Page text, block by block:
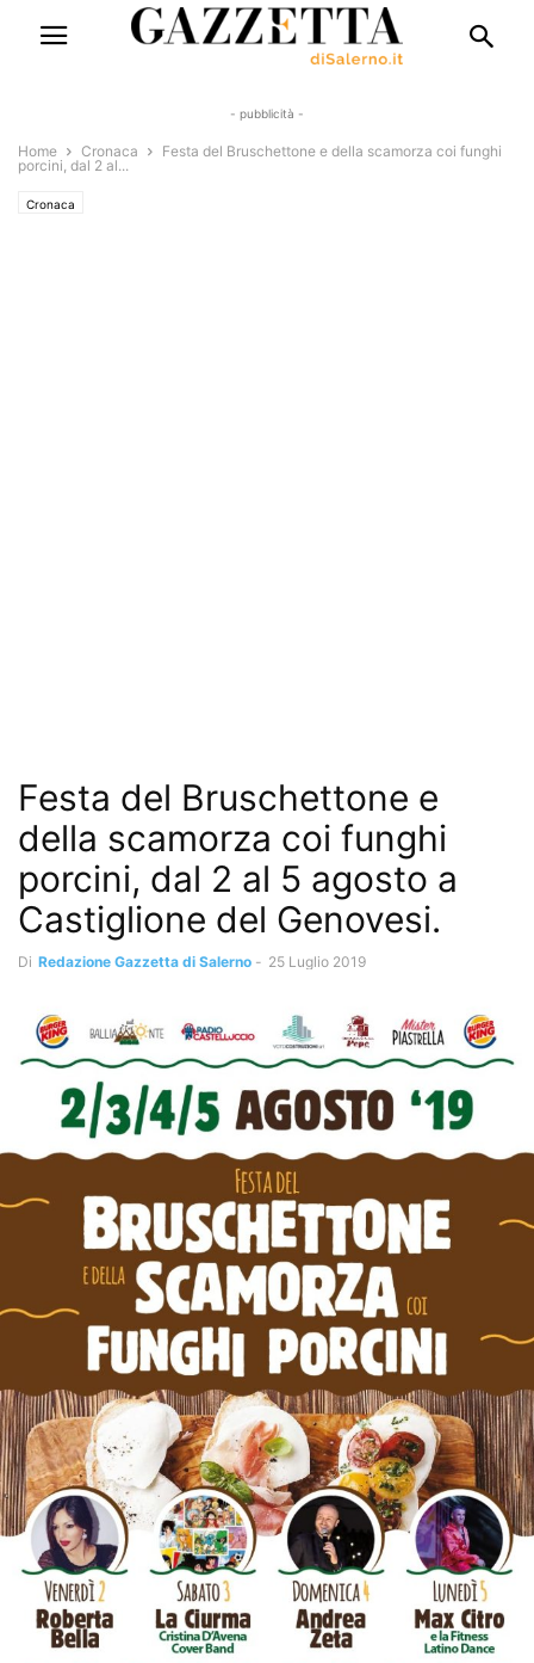
- pubblicità -
Home Cronaca
Festa del Bruschettone e della scamorza coi funghi
porcini, dal 2 al...
Cronaca
Festa del Bruschettone e
della scamorza coi funghi
porcini, dal 2 al 5 agosto a
Castiglione del Genovesi.
Di Redazione Gazzetta di Salerno - 25 Luglio 2019